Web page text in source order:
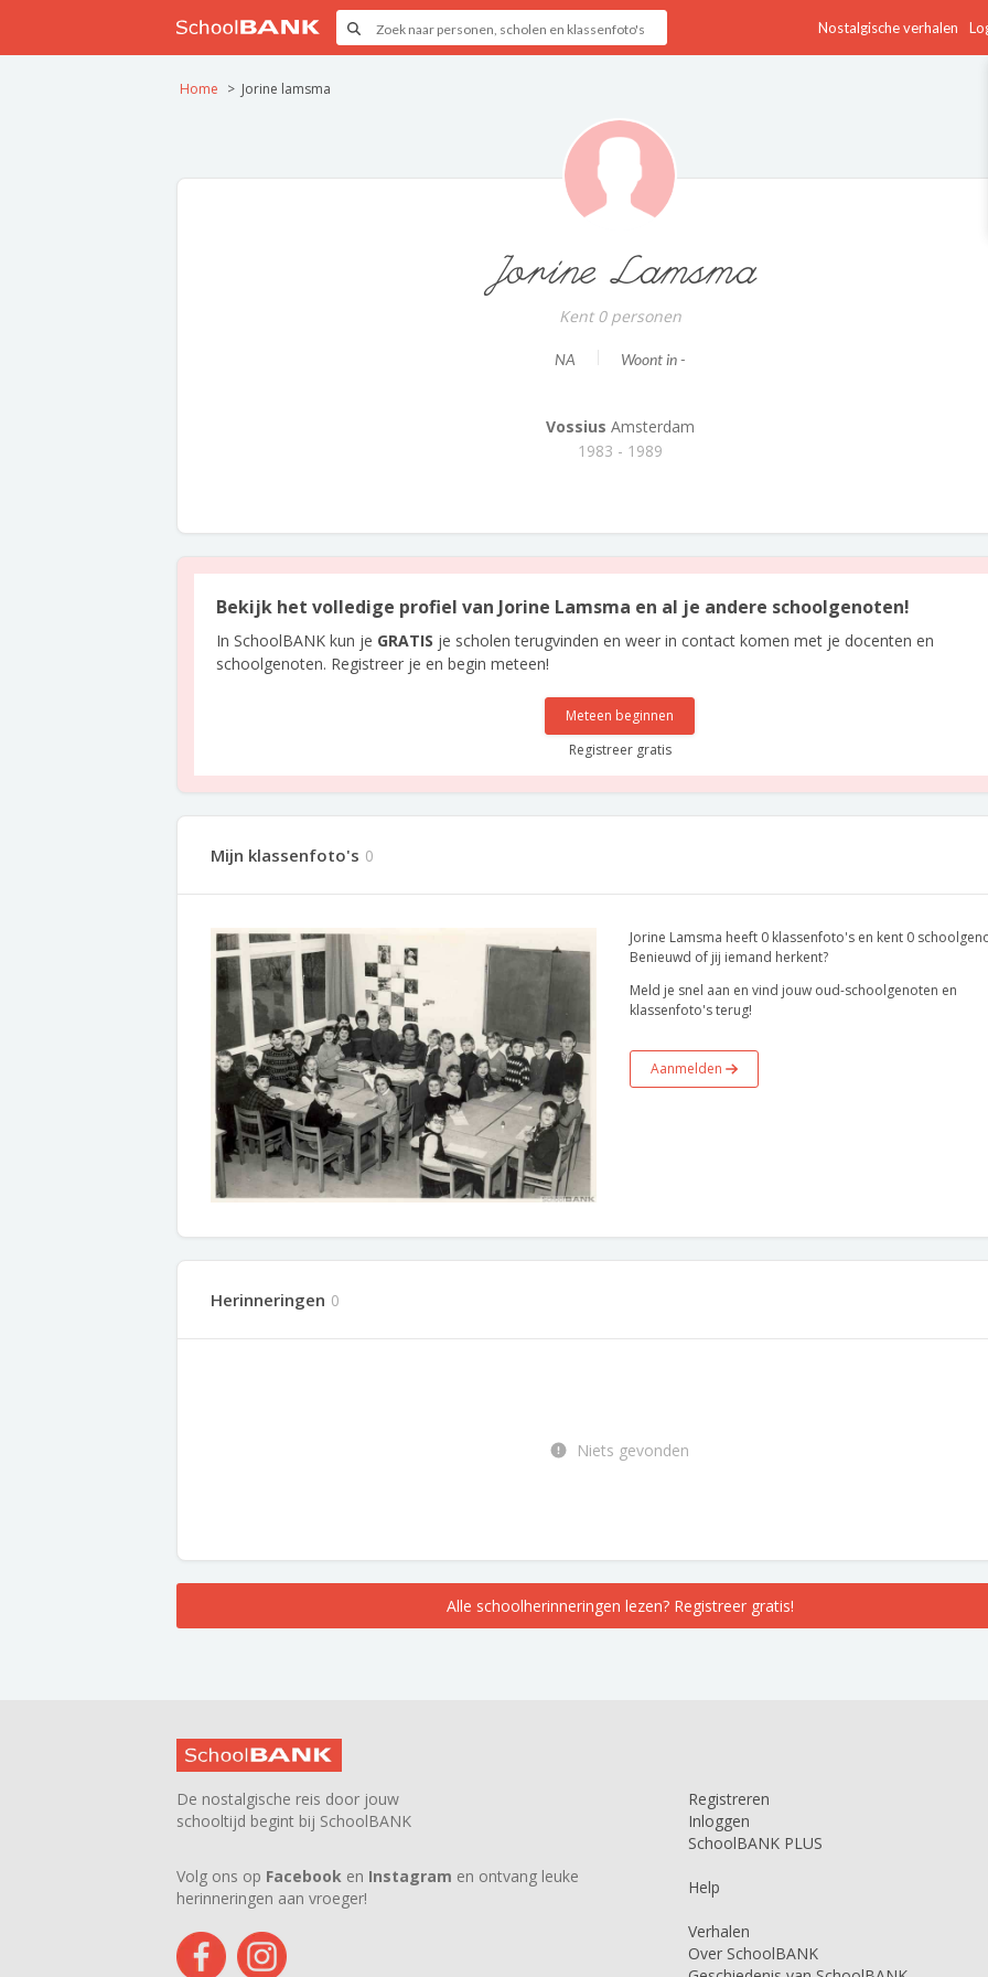
Nostalgische verhalen
Home Jorine lamsma
Jorine Lamsma
Kent 0 personen
NA Woont in -
Vossius Amsterdam
1983 - 1989
Bekijk het volledige profiel van Jorine Lamsma en al je andere schoolgenoten!
In SchoolBANK kun je GRATIS je scholen terugvinden en weer in contact komen met je docenten en
schoolgenoten. Registreer je en begin meteen!
Meteen beginnen
Registreer gratis
Mijn klassenfoto's 0
Jorine Lamsma heeft 0 klassenfoto's en kent 0
Benieuwd of jij iemand herkent?
Meld je snel aan en vind jouw oud-schoolgenoten en
klassenfoto's terug!
Aanmelden
Herinneringen 0
Niets gevonden
Alle schoolherinneringen lezen? Registreer gratis!
De nostalgische reis door jouw
schooltijd begint bij SchoolBANK
Volg ons op Facebook en Instagram en ontvang leuke
herinneringen aan vroeger!
Registreren
Inloggen
SchoolBANK PLUS
Help
Verhalen
Over SchoolBANK